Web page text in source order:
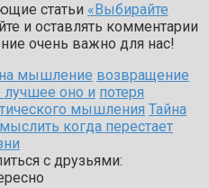
статьи «Выбирайте
и оставлять комментарии
очень важно для нас!
на мышление возвращение
лучшее оно и потеря
мышления Тайна
когда перестает
с друзьями: